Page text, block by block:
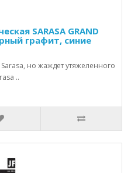
SARASA GRAND
графит, синие
но жаждет утяжеленного
..